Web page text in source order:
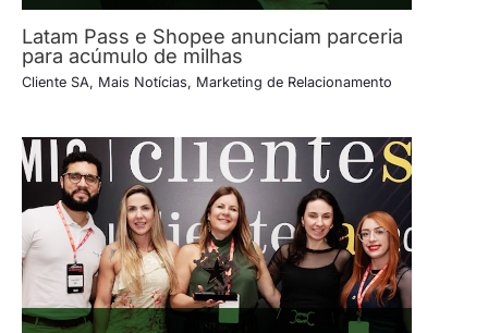
Latam Pass e Shopee anunciam parceria
para acúmulo de milhas
Cliente SA, Mais Notícias, Marketing de Relacionamento